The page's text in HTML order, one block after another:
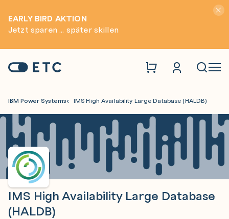
EARLY BIRD AKTION
Jetzt sparen ... später skillen
Startseite: ETC
IBM Power Systems IMS High Availability Large Database (HALDB)
IMS High Availability Large Database
(HALDB)